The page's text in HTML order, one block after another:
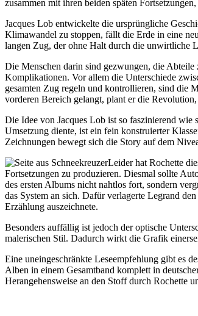
zusammen mit ihren beiden späten
Jacques Lob entwickelte die ursprüngliche
Klimawandel zu stoppen, fällt die Erde in eine
langen Zug, der ohne Halt durch die unwirtliche
Die Menschen darin sind gezwungen, die
Komplikationen. Vor allem die Unterschiede
gesamten Zug regeln und kontrollieren, sind die
vorderen Bereich gelangt, plant er die
Die Idee von Jacques Lob ist so faszinierend wie
Umsetzung diente, ist ein fein konstruierter
Zeichnungen bewegt sich die Story auf dem
Leider hat Rochette
Fortsetzungen zu produzieren. Diesmal sollte
des ersten Albums nicht nahtlos fort, sondern
das System an sich. Dafür verlagerte Legrand
Erzählung auszeichnete.
Besonders auffällig ist jedoch der optische
malerischen Stil. Dadurch wirkt die Grafik
Eine uneingeschränkte Leseempfehlung gibt es
Alben in einem Gesamtband komplett in
Herangehensweise an den Stoff durch Rochette